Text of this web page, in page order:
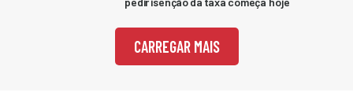
CARREGAR MAIS